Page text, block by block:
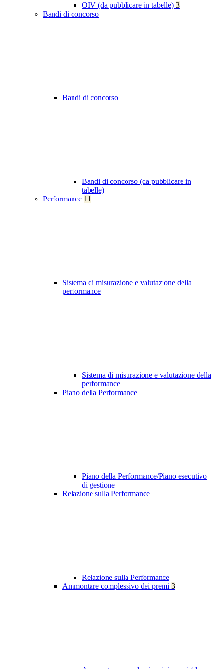
OIV (da pubblicare in tabelle) 3
Bandi di concorso
Bandi di concorso
Bandi di concorso (da pubblicare in
tabelle)
Performance 11
Sistema di misurazione e valutazione della
performance
Sistema di misurazione e valutazione della
performance
Piano della Performance
Piano della Performance/Piano esecutivo
di gestione
Relazione sulla Performance
Relazione sulla Performance
Ammontare complessivo dei premi 3